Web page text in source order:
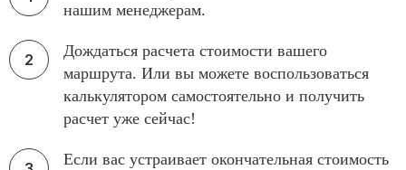
нашим менеджерам.
Дождаться расчета стоимости вашего
маршрута. Или вы можете воспользоваться
калькулятором самостоятельно и получить
расчет уже сейчас!
Если вас устраивает окончательная стоимость